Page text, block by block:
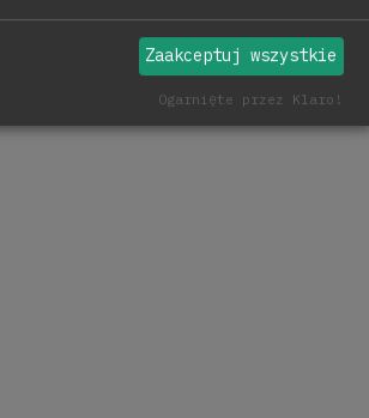
Zaakceptuj wszystkie
Ogarnięte przez Klaro!